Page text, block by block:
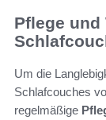
Pflege
Um die
Schlafcouches
regelmäßige